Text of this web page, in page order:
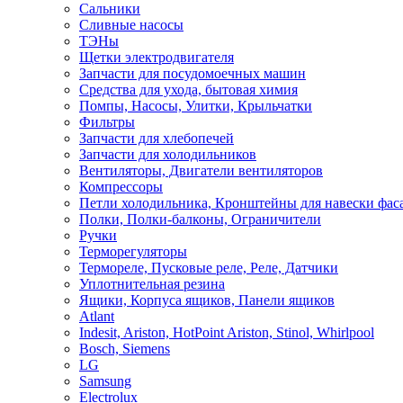
Сальники
Сливные насосы
ТЭНы
Щетки электродвигателя
Запчасти для посудомоечных машин
Средства для ухода, бытовая химия
Помпы, Насосы, Улитки, Крыльчатки
Фильтры
Запчасти для хлебопечей
Запчасти для холодильников
Вентиляторы, Двигатели вентиляторов
Компрессоры
Петли холодильника, Кронштейны для навески
Полки, Полки-балконы, Ограничители
Ручки
Терморегуляторы
Термореле, Пусковые реле, Реле, Датчики
Уплотнительная резина
Ящики, Корпуса ящиков, Панели ящиков
Atlant
Indesit, Ariston, HotPoint Ariston, Stinol, Whirlpool
Bosch, Siemens
LG
Samsung
Electrolux